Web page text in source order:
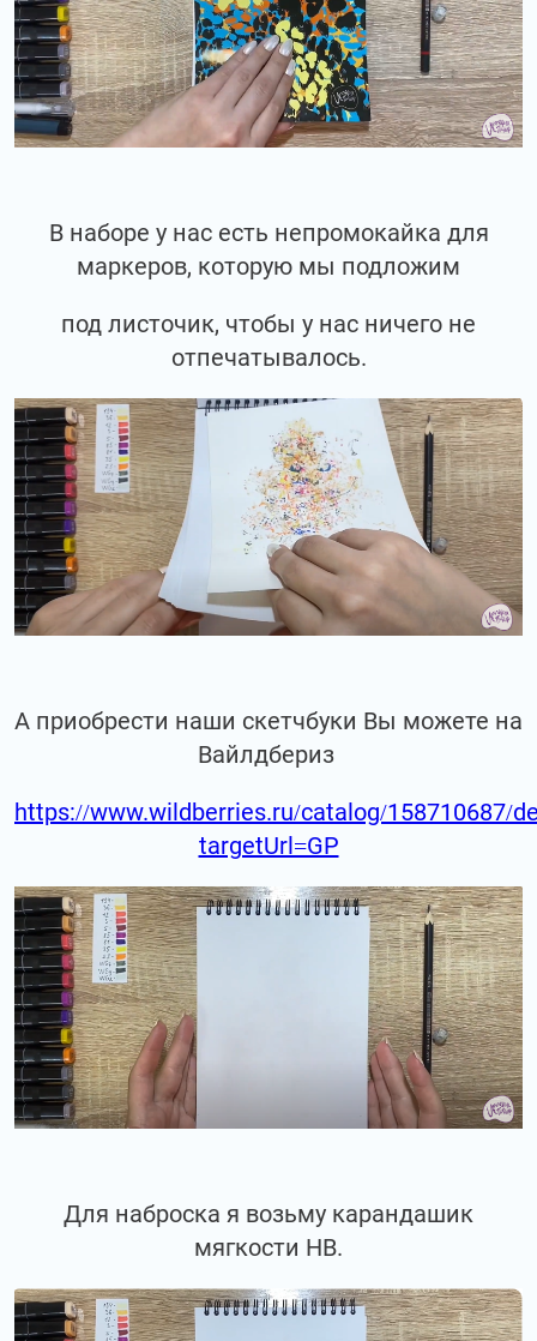
В наборе у нас есть непромокайка для
маркеров, которую мы подложим
под листочик, чтобы у нас ничего не
отпечатывалось.
А приобрести наши скетчбуки Вы можете на
Вайлдбериз
https://www.wildberries.ru/catalog/158710687/
targetUrl=GP
Для наброска я возьму карандашик
мягкости НВ.